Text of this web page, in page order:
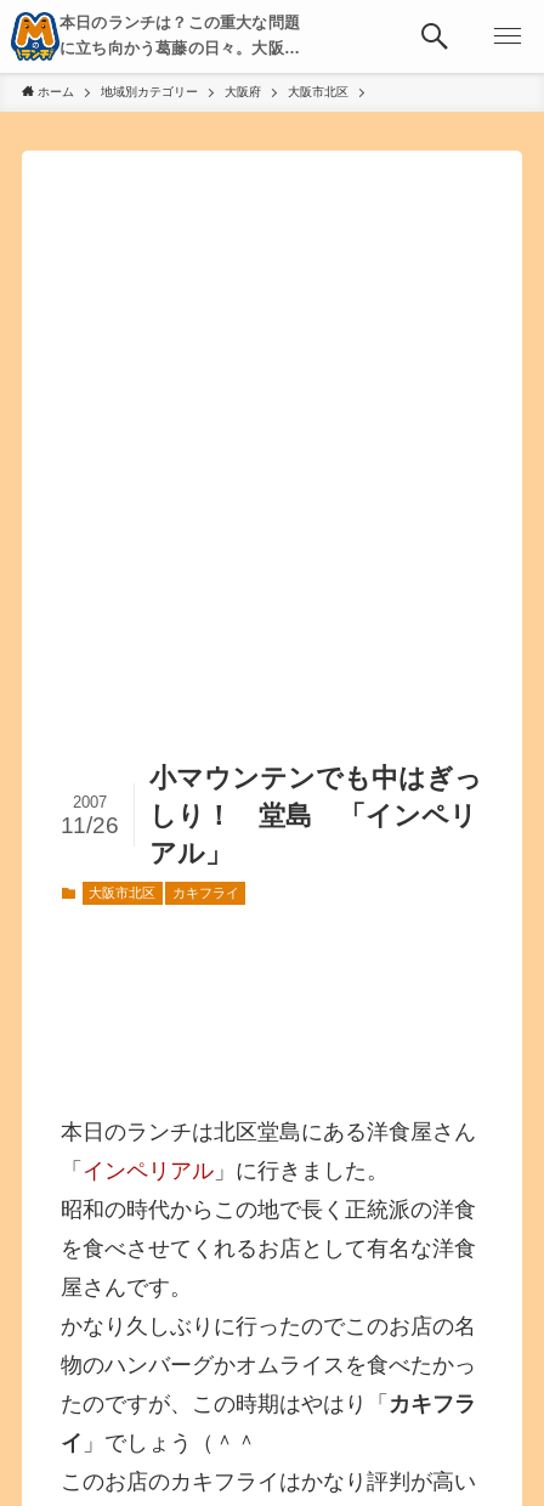
本日のランチは？この重大な問題
に立ち向かう葛藤の日々。大阪・
京都・神戸を中心とした食べ歩
き、飲み歩きを綴る。
ホーム 地域別カテゴリー 大阪府 大阪市北区
小マウンテンでも中はぎっ
しり！ 堂島 「インペリ
アル」
2007
11/26
大阪市北区 カキフライ
本日のランチは北区堂島にある洋食屋さん
「 インペリアル 」に行きました。
昭和の時代からこの地で長く正統派の洋食
を食べさせてくれるお店として有名な洋食
屋さんです。
かなり久しぶりに行ったのでこのお店の名
物のハンバーグかオムライスを食べたかっ
たのですが、この時期はやはり「 カキフラ
イ 」でしょう（＾＾
このお店のカキフライはかなり評判が高い